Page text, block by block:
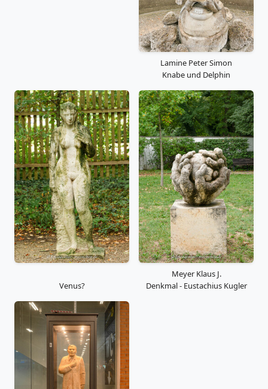
Lamine Peter Simon
Knabe und Delphin
Venus?
Meyer Klaus J.
Denkmal - Eustachius Kugler